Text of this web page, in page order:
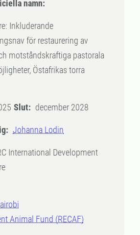
namn:
Inkluderande
för restaurering av
motståndskraftiga pastorala
Östafrikas torra
Slut: december 2028
Johanna Lodin
International Development
Animal Fund (RECAF)